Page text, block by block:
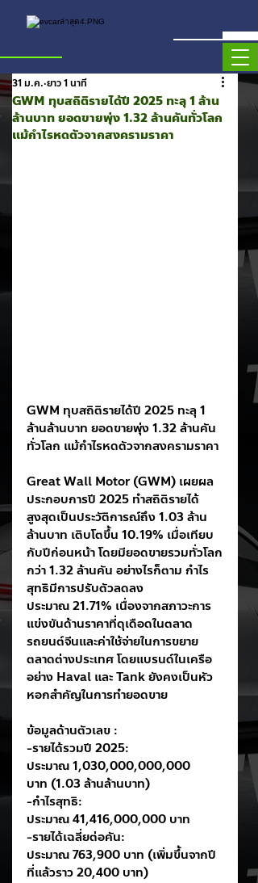
GWM ทุบสถิติรายได้ปี 2025 ทะลุ 1 ล้าน
ล้านบาท ยอดขายพุ่ง 1.32 ล้านคันทั่วโลก
แม้กำไรหดตัวจากสงครามราคา
31 ม.ค. ยาว 1 นาที
GWM ทุบสถิติรายได้ปี 2025 ทะลุ 1
ล้านล้านบาท ยอดขายพุ่ง 1.32 ล้านคัน
ทั่วโลก แม้กำไรหดตัวจากสงครามราคา
Great Wall Motor (GWM) เผยผล
ประกอบการปี 2025 ทำสถิติรายได้
สูงสุดเป็นประวัติการณ์ถึง 1.03 ล้าน
ล้านบาท เติบโตขึ้น 10.19% เมื่อเทียบ
กับปีก่อนหน้า โดยมียอดขายรวมทั่วโลก
กว่า 1.32 ล้านคัน อย่างไรก็ตาม กำไร
สุทธิมีการปรับตัวลดลง
ประมาณ 21.71% เนื่องจากสภาวะการ
แข่งขันด้านราคาที่ดุเดือดในตลาด
รถยนต์จีนและค่าใช้จ่ายในการขยาย
ตลาดต่างประเทศ โดยแบรนด์ในเครือ
อย่าง Haval และ Tank ยังคงเป็นหัว
หอกสำคัญในการทำยอดขาย
ข้อมูลด้านตัวเลข :
-รายได้รวมปี 2025:
ประมาณ 1,030,000,000,000
บาท (1.03 ล้านล้านบาท)
-กำไรสุทธิ:
ประมาณ 41,416,000,000 บาท
-รายได้เฉลี่ยต่อคัน:
ประมาณ 763,900 บาท (เพิ่มขึ้นจากปี
ที่แล้วราว 20,400 บาท)